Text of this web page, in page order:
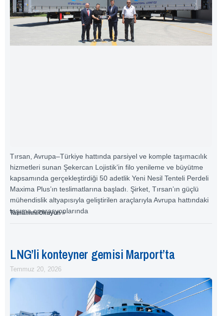
Tırsan, Avrupa–Türkiye hattında parsiyel ve komple taşımacılık
hizmetleri sunan Şekercan Lojistik’in filo yenileme ve büyütme
kapsamında gerçekleştirdiği 50 adetlik Yeni Nesil Tenteli Perdeli
Maxima Plus’ın teslimatlarına başladı. Şirket, Tırsan’ın güçlü
mühendislik altyapısıyla geliştirilen araçlarıyla Avrupa hattındaki
taşıma operasyonlarında
Tamamını Okuyun »
LNG’li konteyner gemisi Marport’ta
Temmuz 20, 2026